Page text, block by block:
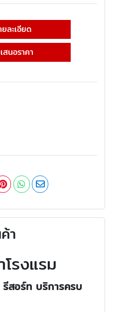
ละเอียด
สนอราคา
า
รงแรม
สอร์ท บริการครบ